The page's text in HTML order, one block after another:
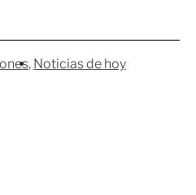
Noticias de hoy